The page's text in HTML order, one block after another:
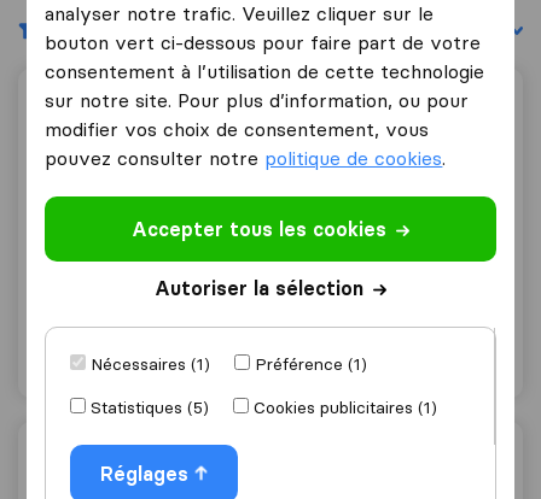
Filtres Trier par :
Speed Dem
0
Speed Dem
Demander un devis
Les déménageurs bretons - SNGM
analyser notre trafic. Veuillez cliquer sur le
bouton vert ci-dessous pour faire part de votre
consentement à l’utilisation de cette technologie
sur notre site. Pour plus d’information, ou pour
modifier vos choix de consentement, vous
pouvez consulter notre politique de cookies.
Accepter tous les cookies
Autoriser la sélection
Nécessaires (1)
Préférence (1)
Statistiques (5)
Cookies publicitaires (1)
Réglages